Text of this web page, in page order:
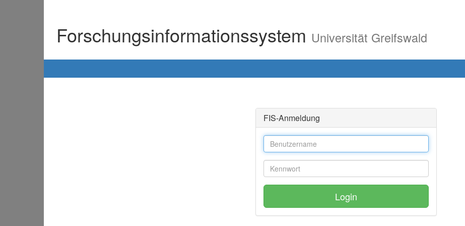
Forschungsinformationssystem Universität Greifswald
FIS-Anmeldung